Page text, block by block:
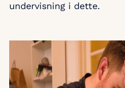
undervisning i dette.